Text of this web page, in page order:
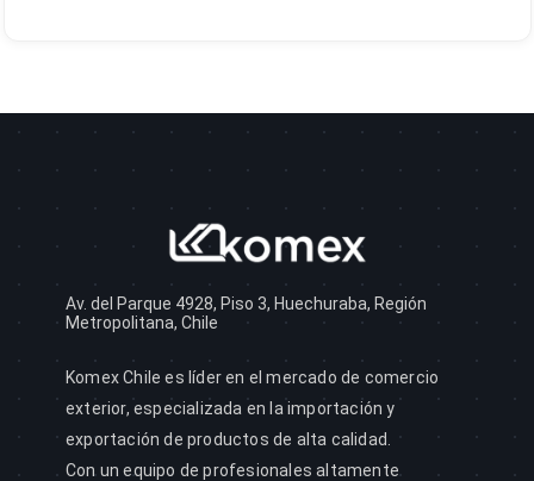
Av. del Parque 4928, Piso 3, Huechuraba, Región
Metropolitana, Chile
Komex Chile es líder en el mercado de comercio
exterior, especializada en la importación y
exportación de productos de alta calidad.
Con un equipo de profesionales altamente